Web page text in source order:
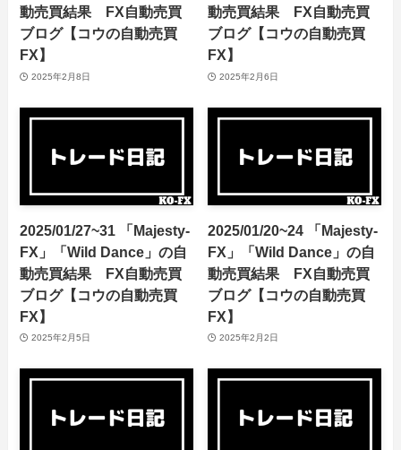
動売買結果 FX自動売買
ブログ【コウの自動売買
FX】
2025年2月8日
動売買結果 FX自動売買
ブログ【コウの自動売買
FX】
2025年2月6日
2025/01/27~31 「Majesty-
FX」「Wild Dance」の自
動売買結果 FX自動売買
ブログ【コウの自動売買
FX】
2025年2月5日
2025/01/20~24 「Majesty-
FX」「Wild Dance」の自
動売買結果 FX自動売買
ブログ【コウの自動売買
FX】
2025年2月2日